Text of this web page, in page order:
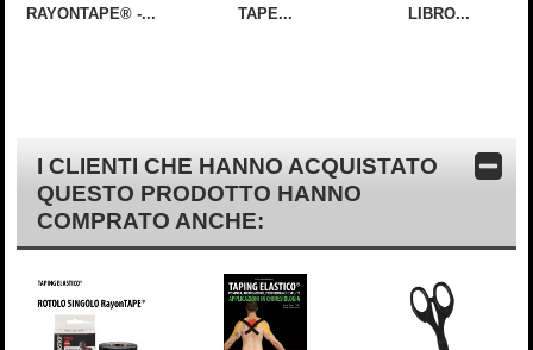
RAYONTAPE® -...
TAPE...
LIBRO...
I CLIENTI CHE HANNO ACQUISTATO
QUESTO PRODOTTO HANNO
COMPRATO ANCHE: